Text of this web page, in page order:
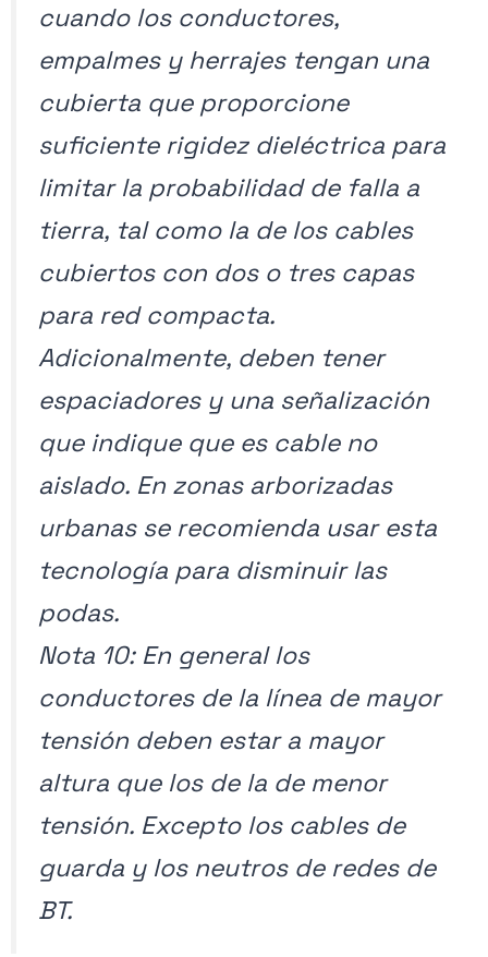
cuando los conductores,
empalmes y herrajes tengan una
cubierta que proporcione
suficiente rigidez dieléctrica para
limitar la probabilidad de falla a
tierra, tal como la de los cables
cubiertos con dos o tres capas
para red compacta.
Adicionalmente, deben tener
espaciadores y una señalización
que indique que es cable no
aislado. En zonas arborizadas
urbanas se recomienda usar esta
tecnología para disminuir las
podas.
Nota 10: En general los
conductores de la línea de mayor
tensión deben estar a mayor
altura que los de la de menor
tensión. Excepto los cables de
guarda y los neutros de redes de
BT.